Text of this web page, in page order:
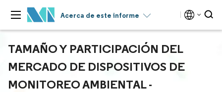
Acerca de este informe
TAMAÑO Y PARTICIPACIÓN DEL
MERCADO DE DISPOSITIVOS DE
MONITOREO AMBIENTAL -